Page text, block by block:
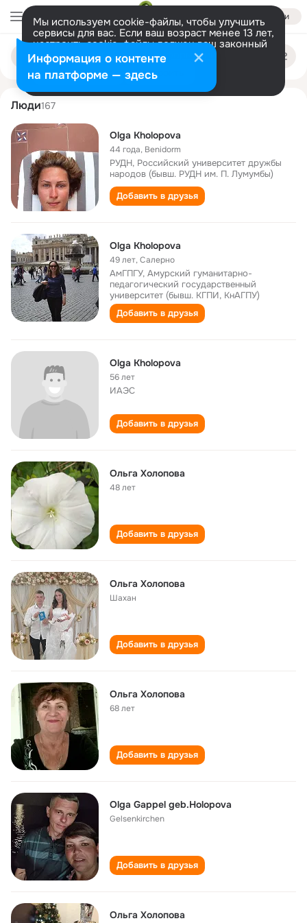
Войти
Мы используем cookie-файлы, чтобы улучшить
сервисы для вас. Если ваш возраст менее 13 лет,
настроить cookie-файлы должен ваш законный
представитель. Больше информации
Разрешить все Настроить
Поиск
людям
olga kholopova
Люди167
Olga Kholopova
44 года, Benidorm
РУДН, Росcийский университет дружбы
народов (бывш. РУДН им. П. Лумумбы)
Добавить в друзья
Olga Kholopova
49 лет,Салерно
АмГПГУ, Амурский гуманитарно-
педагогический государственный
университет (бывш. КГПИ, КнАГПУ)
Добавить в друзья
Olga Kholopova
56 лет
ИАЭС
Добавить в друзья
Ольга Холопова
48 лет
Добавить в друзья
Ольга Холопова
Шахан
Добавить в друзья
Ольга Холопова
68 лет
Добавить в друзья
Olga Gappel geb.Holopova
Gelsenkirchen
Добавить в друзья
Ольга Холопова
Информация о контенте
на платформе — здесь